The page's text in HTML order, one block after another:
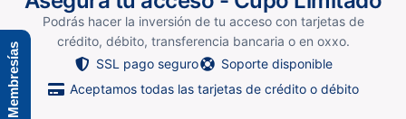
Podrás hacer la inversión de tu acceso con tarjetas de
crédito, débito, transferencia bancaria o en oxxo.
SSL pago seguro
Soporte disponible
Aceptamos todas las tarjetas de crédito o débito
Membresías